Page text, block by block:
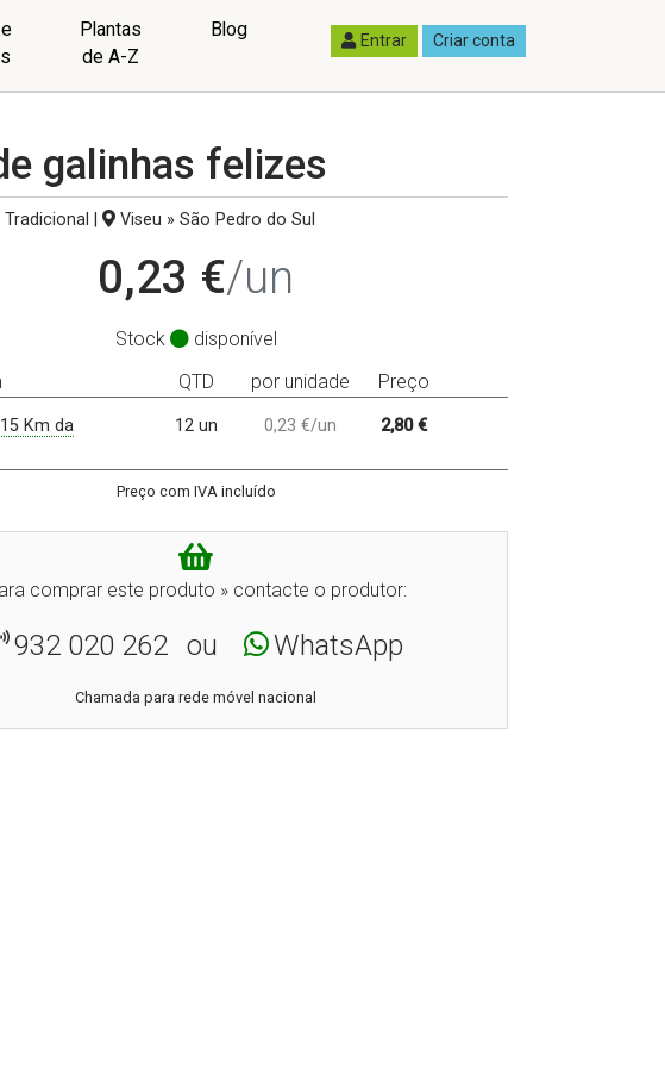
Plantas
de A-Z
Blog Entrar Criar conta
galinhas felizes
| Viseu » São Pedro do Sul
0,23 €/un
Stock
disponível
QTD por unidade Preço
Km da
12 un 0,23 €/un 2,80 €
Preço com IVA incluído
comprar este produto » contacte o produtor:
932 020 262 ou WhatsApp
Chamada para rede móvel nacional